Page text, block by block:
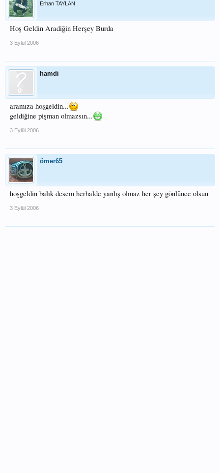
Erhan TAYLAN
Hoş Geldin Aradiğin Herşey Burda
3 Eylül 2006
hamdi
aramıza hoşgeldin...
geldiğine pişman olmazsın...
3 Eylül 2006
ömer65
hoşgeldin balık desem herhalde yanlış olmaz her şey gönlünce olsun
3 Eylül 2006